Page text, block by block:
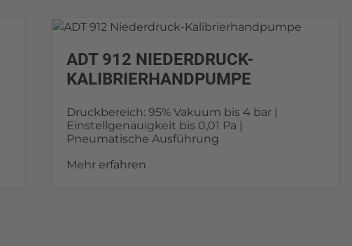
ADT 912 NIEDERDRUCK-
KALIBRIERHANDPUMPE
Druckbereich: 95% Vakuum bis 4 bar |
Einstellgenauigkeit bis 0,01 Pa |
Pneumatische Ausführung
Mehr erfahren